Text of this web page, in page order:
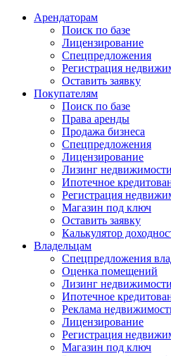
Арендаторам
Поиск по базе
Лицензирование
Спецпредложения
Регистрация
Оставить заявку
Покупателям
Поиск по базе
Права аренды
Продажа бизнеса
Спецпредложения
Лицензирование
Лизинг недвижимости
Ипотечное
Регистрация
Магазин под ключ
Оставить заявку
Калькулятор
Владельцам
Спецпредложения
Оценка помещений
Лизинг недвижимости
Ипотечное
Реклама
Лицензирование
Регистрация
Магазин под ключ